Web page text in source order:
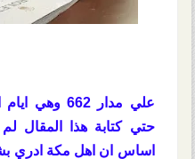
علي مدار
حتي كتابة هذا المقال
اساس ان اهل مكة ادري